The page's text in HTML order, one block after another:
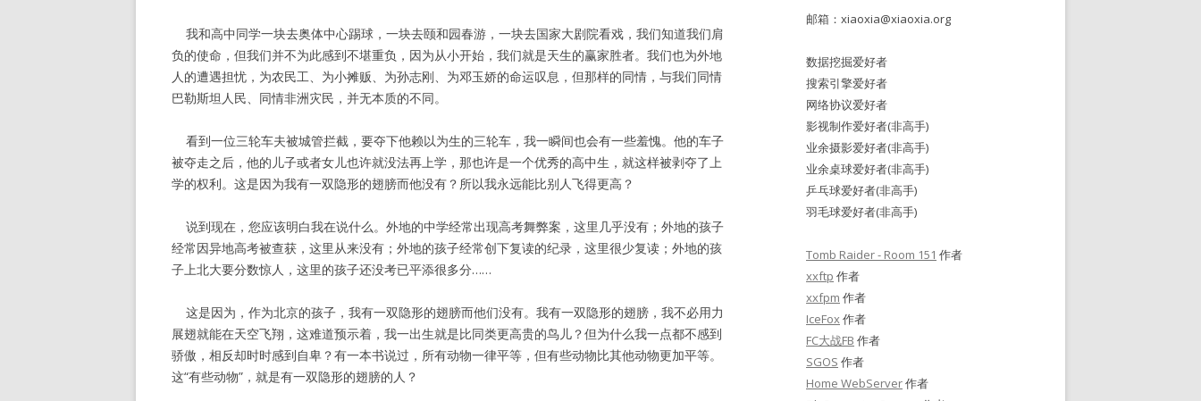
我和高中同学一块去奥体中心踢球，一块去颐和园春游，一块去国家大剧院看戏，我们知道我们肩
负的使命，但我们并不为此感到不堪重负，因为从小开始，我们就是天生的赢家胜者。我们也为外地
人的遭遇担忧，为农民工、为小摊贩、为孙志刚、为邓玉娇的命运叹息，但那样的同情，与我们同情
巴勒斯坦人民、同情非洲灾民，并无本质的不同。
看到一位三轮车夫被城管拦截，要夺下他赖以为生的三轮车，我一瞬间也会有一些羞愧。他的车子
被夺走之后，他的儿子或者女儿也许就没法再上学，那也许是一个优秀的高中生，就这样被剥夺了上
学的权利。这是因为我有一双隐形的翅膀而他没有？所以我永远能比别人飞得更高？
说到现在，您应该明白我在说什么。外地的中学经常出现高考舞弊案，这里几乎没有；外地的孩子
经常因异地高考被查获，这里从来没有；外地的孩子经常创下复读的纪录，这里很少复读；外地的孩
子上北大要分数惊人，这里的孩子还没考已平添很多分……
这是因为，作为北京的孩子，我有一双隐形的翅膀而他们没有。我有一双隐形的翅膀，我不必用力
展翅就能在天空飞翔，这难道预示着，我一出生就是比同类更高贵的鸟儿？但为什么我一点都不感到
骄傲，相反却时时感到自卑？有一本书说过，所有动物一律平等，但有些动物比其他动物更加平等。
这“有些动物”，就是有一双隐形的翅膀的人？
邮箱： xiaoxia@xiaoxia.org
数据挖掘爱好者
搜索引擎爱好者
网络协议爱好者
影视制作爱好者(非高手)
业余摄影爱好者(非高手)
业余桌球爱好者(非高手)
乒乓球爱好者(非高手)
羽毛球爱好者(非高手)
Tomb Raider - Room 151 作者
xxftp 作者
xxfpm 作者
IceFox作者
FC大战FB 作者
SGOS 作者
Home WebServer作者